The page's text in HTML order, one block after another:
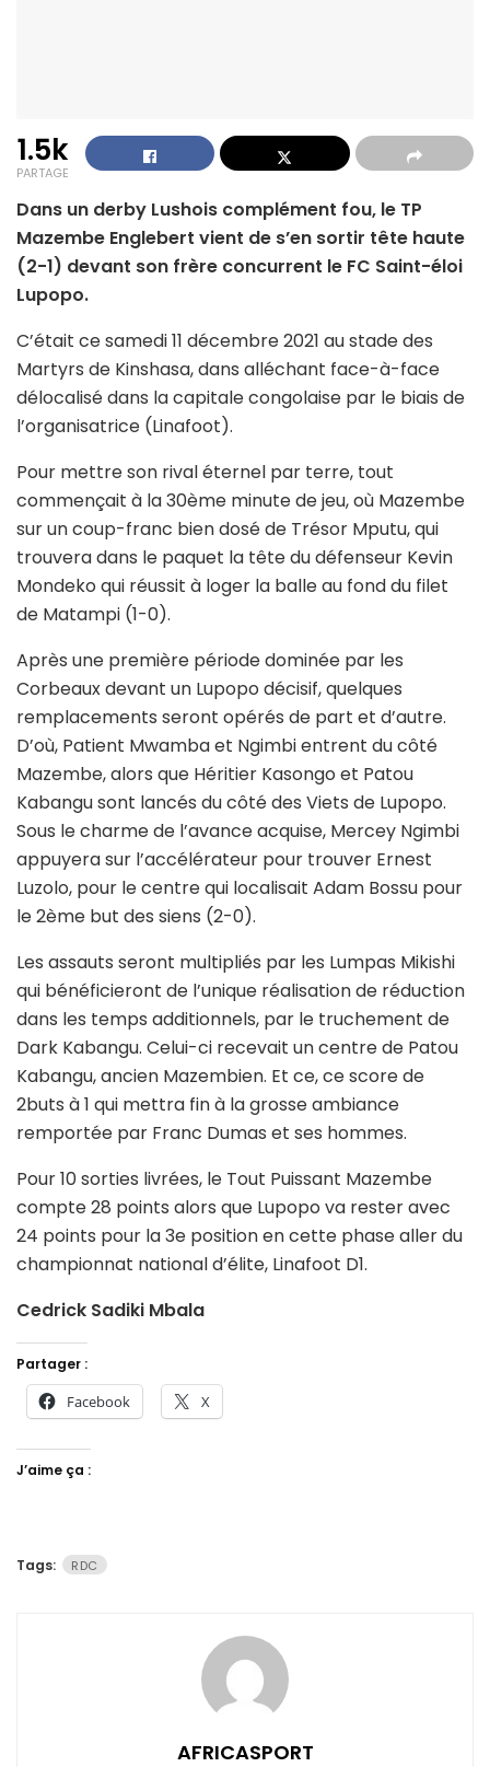
1.5k
PARTAGE
Dans un derby Lushois complément fou, le TP
Mazembe Englebert vient de s’en sortir tête haute
(2-1) devant son frère concurrent le FC Saint-éloi
Lupopo.
C’était ce samedi 11 décembre 2021 au stade des
Martyrs de Kinshasa, dans alléchant face-à-face
délocalisé dans la capitale congolaise par le biais de
l’organisatrice (Linafoot).
Pour mettre son rival éternel par terre, tout
commençait à la 30ème minute de jeu, où Mazembe
sur un coup-franc bien dosé de Trésor Mputu, qui
trouvera dans le paquet la tête du défenseur Kevin
Mondeko qui réussit à loger la balle au fond du filet
de Matampi (1-0).
Après une première période dominée par les
Corbeaux devant un Lupopo décisif, quelques
remplacements seront opérés de part et d’autre.
D’où, Patient Mwamba et Ngimbi entrent du côté
Mazembe, alors que Héritier Kasongo et Patou
Kabangu sont lancés du côté des Viets de Lupopo.
Sous le charme de l’avance acquise, Mercey Ngimbi
appuyera sur l’accélérateur pour trouver Ernest
Luzolo, pour le centre qui localisait Adam Bossu pour
le 2ème but des siens (2-0).
Les assauts seront multipliés par les Lumpas Mikishi
qui bénéficieront de l’unique réalisation de réduction
dans les temps additionnels, par le truchement de
Dark Kabangu. Celui-ci recevait un centre de Patou
Kabangu, ancien Mazembien. Et ce, ce score de
2buts à 1 qui mettra fin à la grosse ambiance
remportée par Franc Dumas et ses hommes.
Pour 10 sorties livrées, le Tout Puissant Mazembe
compte 28 points alors que Lupopo va rester avec
24 points pour la 3e position en cette phase aller du
championnat national d’élite, Linafoot D1.
Cedrick Sadiki Mbala
Partager :
Facebook X
J’aime ça :
Tags: RDC
AFRICASPORT